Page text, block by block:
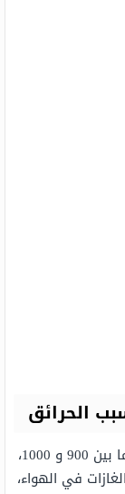
الحرائق
يحدث الوميض عندما تصل درجة حرارة الهواء ما بين 900 و 1000،
في الهواء،